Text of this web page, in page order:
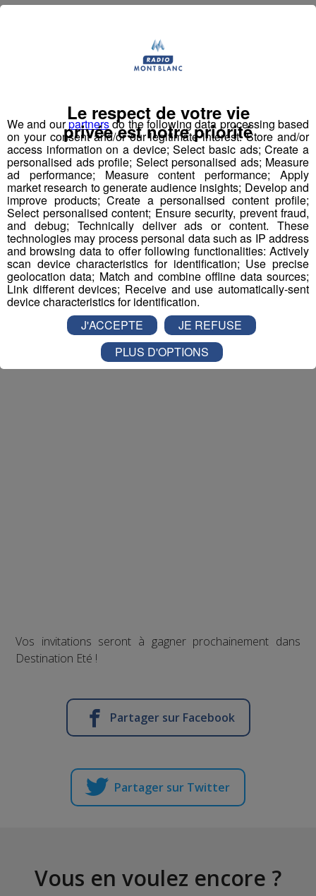
Déstination été ! Une question...une destination !
Nous vous poserons une question, a vous de faire le
bon choix entre les 3 réponses pour repartir avec vos
entrées pour un maximum d'activités dans la région !
Inscription par téléphone toute la journée pour
participer aux 2 tirages au sort par jour à 8h45 et 17h45.
Appelez le standard au 04 50 58 24 09
Pour cette semaine on vous offre vos entrées pour vous
et la personne de votre choix pourWALIBI RHONE
ALPES!
Nathan est allé tester pour vousVerticalp Émosson,
dans la Vallée du Trient
Vos invitations seront à gagner prochainement dans
Destination Eté !
Partager sur Facebook
Partager sur Twitter
Vous en voulez encore ?
We and ourpartnersdo the following data processing based
on your consent and/or our legitimate interest: Store and/or
access information on a device; Select basic ads; Create a
personalised ads profile; Select personalised ads; Measure
ad performance; Measure content performance; Apply
market research to generate audience insights; Develop and
improve products; Create a personalised content profile;
Select personalised content; Ensure security, prevent fraud,
and debug; Technically deliver ads or content. These
technologies may process personal data such as IP address
and browsing data to offer following functionalities: Actively
scan device characteristics for identification; Use precise
geolocation data; Match and combine offline data sources;
Link different devices; Receive and use automatically-sent
device characteristics for identification.
Le respect de votre vie
privée est notre priorité
J'ACCEPTE
JE REFUSE
PLUS D'OPTIONS